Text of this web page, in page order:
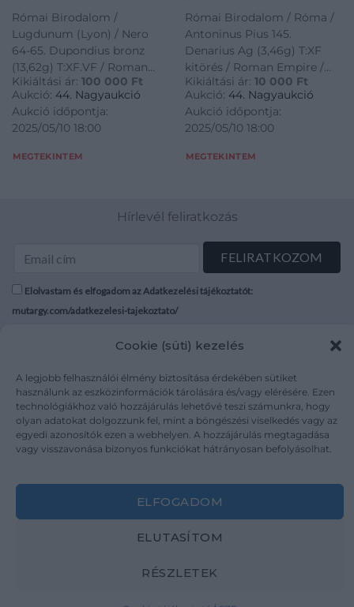
Cookie (süti) kezelés
A legjobb felhasználói élmény biztosítása érdekében sütiket
használunk az eszközinformációk tárolására és/vagy elérésére. Ezen
technológiákhoz való hozzájárulás lehetővé teszi számunkra, hogy
olyan adatokat dolgozzunk fel, mint a böngészési viselkedés vagy az
egyedi azonosítók ezen a webhelyen. A hozzájárulás megtagadása
vagy visszavonása bizonyos funkciókat hátrányosan befolyásolhat.
ELFOGADOM
ELUTASÍTOM
RÉSZLETEK
Lugdunum (Lyon) /
Nero 64-65. Dupondius
bronze „NERO CLAVD
CAESAR AVG GER P M
TR P IMP P P / MAC
AVG – S-C” frontal view
of the Macellum
Magnus, its domed
central section in two
stories and approached
porticoes (13,62g)
Római Birodalom /
Lugdunum (Lyon) / Nero
64-65. Dupondius bronz
(13,62g) T:XF.VF / Roman
Empire / Lugdunum (Lyon) /
Nero 64-65. Dupondius
bronze "NERO CLAVD
CAESAR AVG GER P M TR P
two stories and approached
height, with porticoes
(13,62g) C:XF,VF RIC I 402
Kikiáltási ár: 100 000 Ft
Aukció: 44. Nagyaukció
Aukció időpontja:
2025/05/10 18:00
MEGTEKINTEM
/ Antoninus Pius 145.
Denarius Ag
„ANTONINVS AVG PIVS
PP / COS IIII” (3,46g)
T:XF crack RIC III 137
Római Birodalom / Róma /
Antoninus Pius 145.
Denarius Ag (3,46g) T:XF
kitörés / Roman Empire /
Rome / Antoninus Pius 145.
Denarius Ag "ANTONINVS
AVG PIVS PP / COS IIII"
(3,46g) T:XF crack RIC III 137
Kikiáltási ár: 10 000 Ft
Aukció: 44. Nagyaukció
Aukció időpontja:
2025/05/10 18:00
MEGTEKINTEM
Hírlevél feliratkozás
Elolvastam és elfogadom az Adatkezelési tájékoztatót:
mutargy.com/adatkezelesi-tajekoztato/
Médiaajánlat
Karrier
Kapcsolat
Áraink
ÁSZF
Adatvédelem
Impresszum
Copyright 2026 ©Mutargy.com